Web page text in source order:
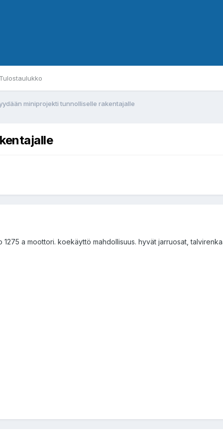
Tulostaulukko
miniprojekti tunnolliselle rakentajalle
1275 a moottori. koekäyttö mahdollisuus. hyvät jarruosat,